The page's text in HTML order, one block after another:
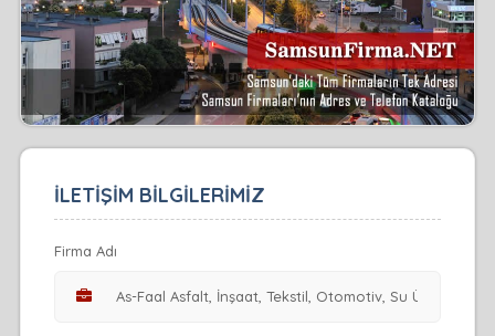
İLETİŞİM BİLGİLERİMİZ
Firma Adı